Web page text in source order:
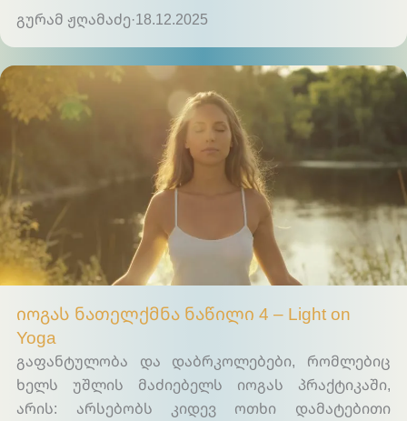
გურამ ჟღამაძე·18.12.2025
იოგას ნათელქმნა ნაწილი 4 – Light on
Yoga
გაფანტულობა და დაბრკოლებები, რომლებიც
ხელს უშლის მაძიებელს იოგას პრაქტიკაში,
არის: არსებობს კიდევ ოთხი დამატებითი